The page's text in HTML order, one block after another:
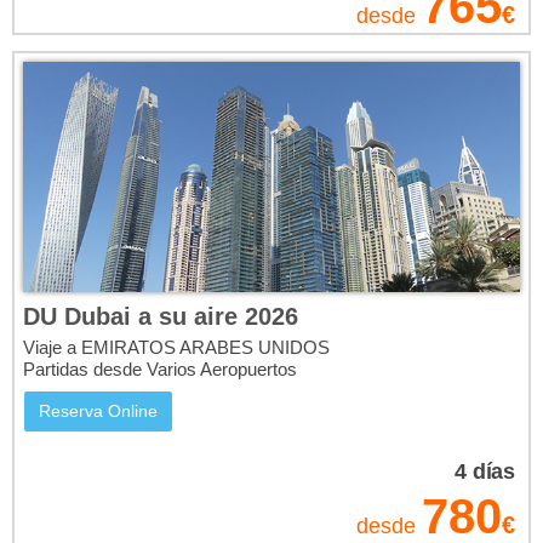
€
desde
DU Dubai a su aire 2026
Viaje a EMIRATOS ARABES UNIDOS
Partidas desde Varios Aeropuertos
Reserva Online
4 días
780€
desde